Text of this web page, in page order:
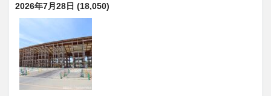
2026年7月28日 (18,050)